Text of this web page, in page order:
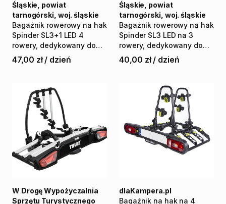
Bagażnik rowerowy na hak
Spinder SL3+1 LED 4
rowery​,​ dedykowany do
busów
osobówek
Śląskie, powiat
tarnogórski, woj. śląskie
47,00 zł / dzień
Bagażnik rowerowy na hak
Spinder SL3 LED na 3
rowery​,​ dedykowany do
busów
osobówek
Śląskie, powiat
tarnogórski, woj. śląskie
40,00 zł / dzień
W Drogę Wypożyczalnia
Sprzętu Turystycznego
Bagażnik na hak na 4
dlaKampera.pl